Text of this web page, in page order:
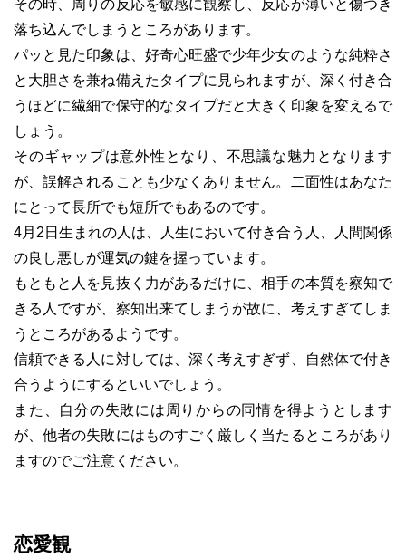
その時、周りの反応を敏感に観察し、反応が薄いと傷つき
落ち込んでしまうところがあります。
パッと見た印象は、好奇心旺盛で少年少女のような純粋さ
と大胆さを兼ね備えたタイプに見られますが、深く付き合
うほどに繊細で保守的なタイプだと大きく印象を変えるで
しょう。
そのギャップは意外性となり、不思議な魅力となります
が、誤解されることも少なくありません。二面性はあなた
にとって長所でも短所でもあるのです。
4月2日生まれの人は、人生において付き合う人、人間関係
の良し悪しが運気の鍵を握っています。
もともと人を見抜く力があるだけに、相手の本質を察知で
きる人ですが、察知出来てしまうが故に、考えすぎてしま
うところがあるようです。
信頼できる人に対しては、深く考えすぎず、自然体で付き
合うようにするといいでしょう。
また、自分の失敗には周りからの同情を得ようとします
が、他者の失敗にはものすごく厳しく当たるところがあり
ますのでご注意ください。
恋愛観